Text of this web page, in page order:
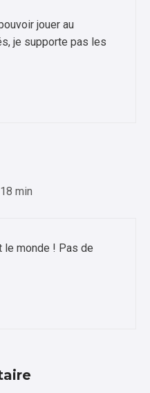
jouer au
je supporte pas les
min
le monde ! Pas de